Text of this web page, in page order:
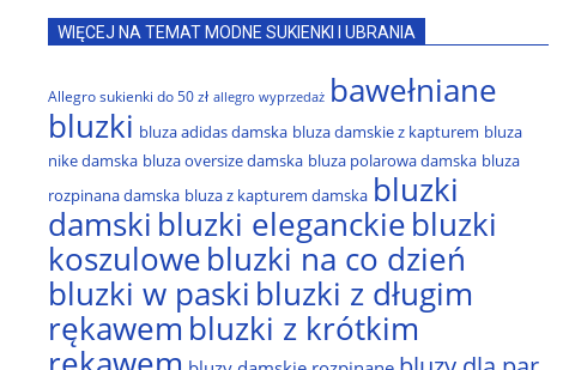
WIĘCEJ NA TEMAT MODNE SUKIENKI I UBRANIA
Allegro sukienki do 50 zł allegro wyprzedaż bawełniane
bluzki bluza adidas damska bluza damskie z kapturem bluza
nike damska bluza oversize damska bluza polarowa damska bluza
rozpinana damska bluza z kapturem damska bluzki
damski bluzki eleganckie bluzki
koszulowe bluzki na co dzień
bluzki w paski bluzki z długim
rękawem bluzki z krótkim